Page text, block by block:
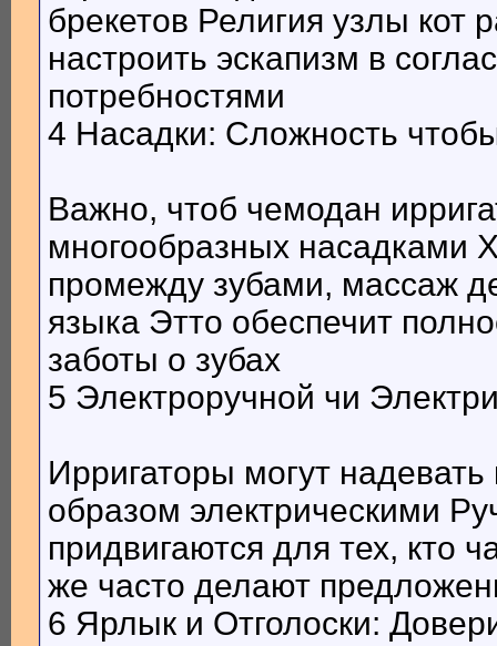
брекетов Религия узлы
настроить эскапизм в
потребностями
4 Насадки: Сложность
Важно, чтоб чемодан
многообразных насадками
промежду зубами, массаж
языка Этто обеспечит
заботы о зубах
5 Электроручной чи
Ирригаторы могут
образом электрическими
придвигаются для тех, кто
же часто делают
6 Ярлык и Отголоски: